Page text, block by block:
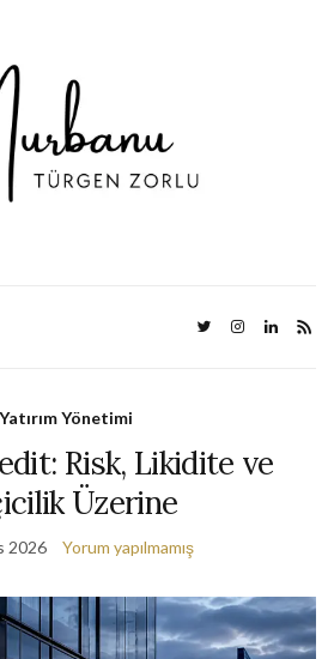
Yatırım Yönetimi
Risk, Likidite ve
Üzerine
2026 Yorum yapılmamış